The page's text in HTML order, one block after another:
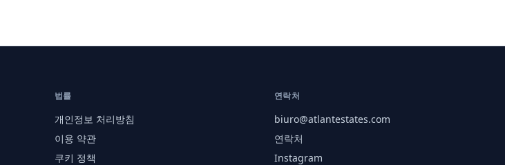
법률
개인정보 처리방침
이용 약관
쿠키 정책
연락처
biuro@atlantestates.com
연락처
Instagram